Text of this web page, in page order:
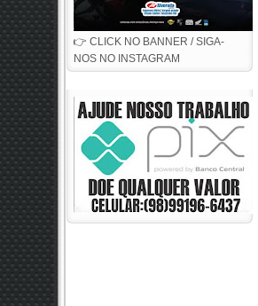
👉 CLICK NO BANNER / SIGA-
NOS NO INSTAGRAM